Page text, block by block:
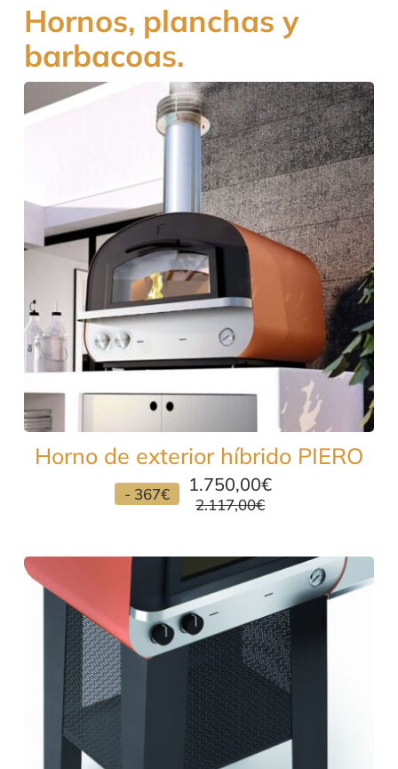
Hornos, planchas y
barbacoas.
Horno de exterior híbrido PIERO
2.117,00€
1.750,00€
- 367€